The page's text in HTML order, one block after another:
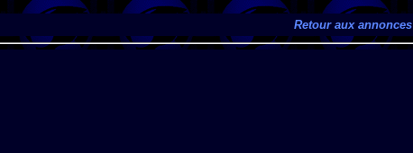
Retour aux annonces